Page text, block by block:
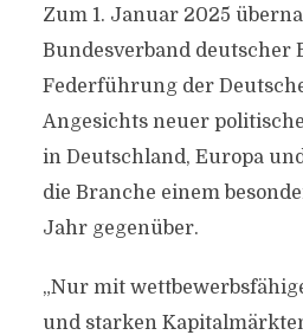
Zum 1. Januar 2025
Bundesverband deutscher
Federführung der
Angesichts neuer
in Deutschland, Europa
die Branche einem
Jahr gegenüber.
„Nur mit
und starken